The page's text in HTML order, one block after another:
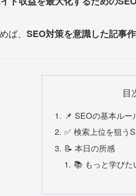
ば、 SEO対策を意識した記事
目
📌 SEOの基本ルー
✅ 検索上位を狙う
📝 本日の所感
📚 もっと学び